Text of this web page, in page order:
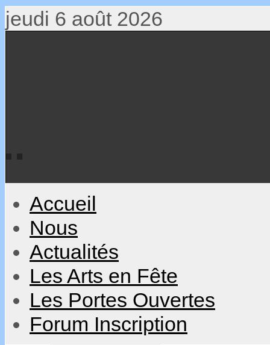
jeudi 6 août 2026
Accueil
Nous
Actualités
Les Arts en Fête
Les Portes Ouvertes
Forum Inscription